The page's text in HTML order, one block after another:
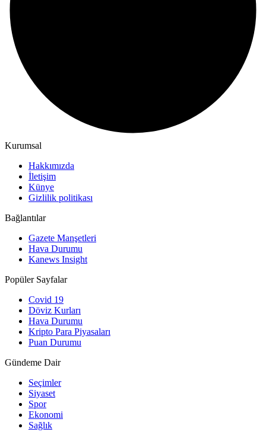
Kurumsal
Hakkımızda
İletişim
Künye
Gizlilik politikası
Bağlantılar
Gazete Manşetleri
Hava Durumu
Kanews Insight
Popüler Sayfalar
Covid 19
Döviz Kurları
Hava Durumu
Kripto Para Piyasaları
Puan Durumu
Gündeme Dair
Seçimler
Siyaset
Spor
Ekonomi
Sağlık